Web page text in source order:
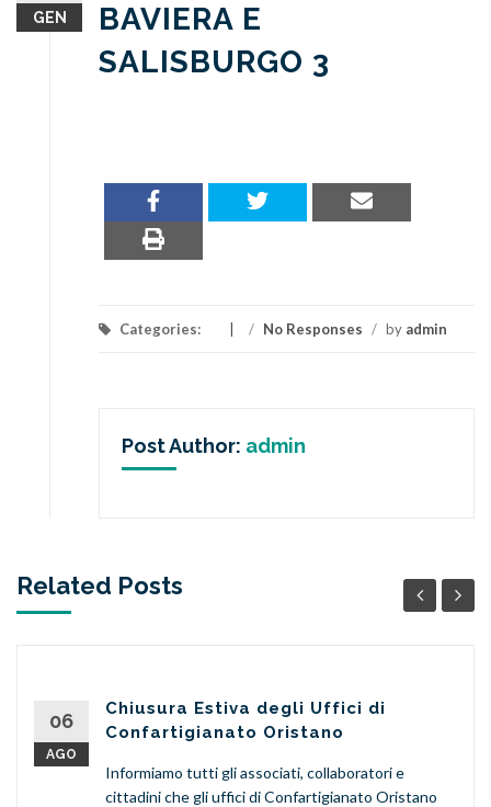
GEN
BAVIERA E
SALISBURGO 3
Categories: / No Responses / by admin
Post Author: admin
Related Posts
06
AGO
Chiusura Estiva degli Uffici di
Confartigianato Oristano
Informiamo tutti gli associati, collaboratori e
cittadini che gli uffici di Confartigianato Oristano